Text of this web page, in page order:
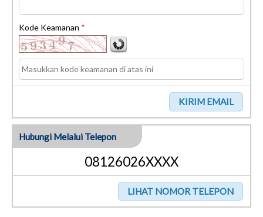
Kode Keamanan *
Hubungi Melalui Telepon
08126026XXXX